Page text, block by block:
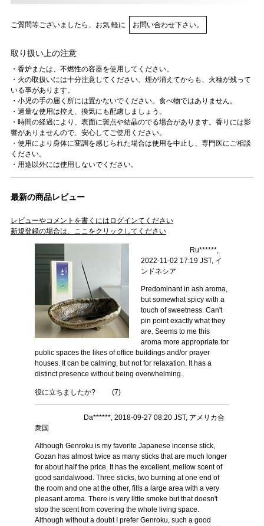
ご質問等ございましたら、お気 軽に お問い合わせ下さい。
取り扱い上の注意
・香炉または、不燃性の容器を使用してください。
・火の取扱いには十分注意してください。煙が消えてからも、火種が残って
いる事があります。
・小児の手の届く所には置かないでください。食べ物ではありません。
・過量な使用は控え、換気にも配慮しましょう。
・時間の経過により、表面に斑点や結晶のでる場合があります。香りには影
響がありませんので、安心してご使用ください。
・使用により身体に変調を感じられた場合は使用を中止し、専門医にご相談
ください。
・用途以外には使用しないでください。
最新の商品レビュー
レビューやコメントを書くにはログインてください
新規登録の場合は、ここをクリックしてください
Ru******,
2022-11-02 17:19 JST, イ
ンドネシア
Predominant in ash aroma,
but somewhat spicy with a
touch of sweetness. Can't
pin point exactly what they
are. Seems to me this
aroma more appropriate for
public spaces the likes of office buildings and/or prayer
houses. It can be calming, but not for relaxation. It has a
distinct presence without being overwhelming.
役に立ちましたか? (7)
Da******, 2018-09-27 08:20 JST, アメリカ合
衆国
Although Genroku is my favorite Japanese incense stick,
Gozan has almost twice as many sticks that are much longer
for about half the price. It has the excellent, mellow scent of
good sandalwood. Three sticks, two burning at one end of
the room and one at the other, fills a large area with a very
pleasant aroma. There is very little smoke but that doesn't
stop the scent from covering the whole living space.
Although without a doubt I prefer Genroku, such a good